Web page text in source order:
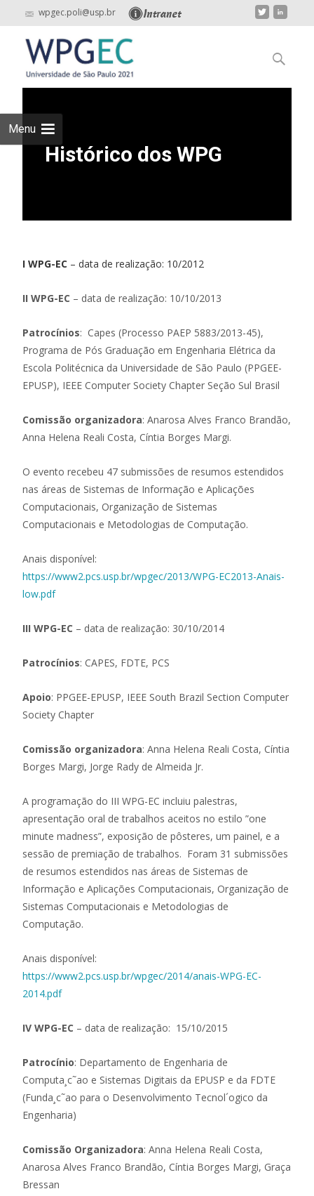
wpgec.poli@usp.br
Menu
to
content
Pesquisar
por:
Histórico dos WPG
I WPG-EC – data de realização: 10/2012
II WPG-EC – data de realização: 10/10/2013
Patrocínios: Capes (Processo PAEP 5883/2013-45),
Programa de Pós Graduação em Engenharia Elétrica da
Escola Politécnica da Universidade de São Paulo (PPGEE-
EPUSP), IEEE Computer Society Chapter Seção Sul Brasil
Comissão organizadora: Anarosa Alves Franco Brandão,
Anna Helena Reali Costa, Cíntia Borges Margi.
O evento recebeu 47 submissões de resumos estendidos
nas áreas de Sistemas de Informação e Aplicações
Computacionais, Organização de Sistemas
Computacionais e Metodologias de Computação.
Anais disponível:
https://www2.pcs.usp.br/wpgec/2013/WPG-EC2013-Anais-
low.pdf
III WPG-EC – data de realização: 30/10/2014
Patrocínios: CAPES, FDTE, PCS
Apoio: PPGEE-EPUSP, IEEE South Brazil Section Computer
Society Chapter
Comissão organizadora: Anna Helena Reali Costa, Cíntia
Borges Margi, Jorge Rady de Almeida Jr.
A programação do III WPG-EC incluiu palestras,
apresentação oral de trabalhos aceitos no estilo ”one
minute madness”, exposição de pôsteres, um painel, e a
sessão de premiação de trabalhos. Foram 31 submissões
de resumos estendidos nas áreas de Sistemas de
Informação e Aplicações Computacionais, Organização de
Sistemas Computacionais e Metodologias de
Computação.
Anais disponível:
https://www2.pcs.usp.br/wpgec/2014/anais-WPG-EC-
2014.pdf
IV WPG-EC – data de realização: 15/10/2015
Patrocínio: Departamento de Engenharia de
Computa¸c˜ao e Sistemas Digitais da EPUSP e da FDTE
(Funda¸c˜ao para o Desenvolvimento Tecnol´ogico da
Engenharia)
Comissão Organizadora: Anna Helena Reali Costa,
Anarosa Alves Franco Brandão, Cíntia Borges Margi, Graça
Bressan